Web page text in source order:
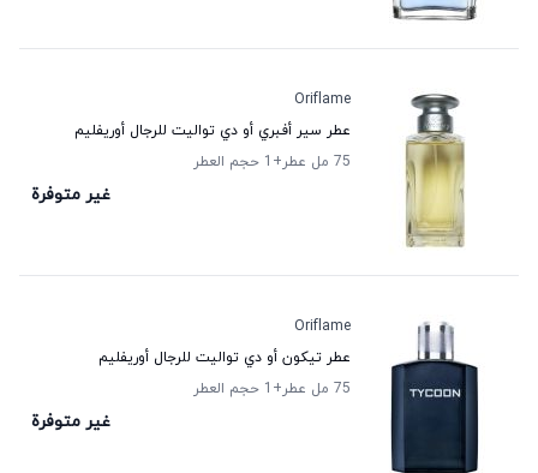
Oriflame
عطر سير أفبري أو دي تواليت للرجال أوريفليم
75 مل عطر
+1 حجم العطر
غير متوفرة
Oriflame
عطر تيكون أو دي تواليت للرجال أوريفليم
75 مل عطر
+1 حجم العطر
غير متوفرة